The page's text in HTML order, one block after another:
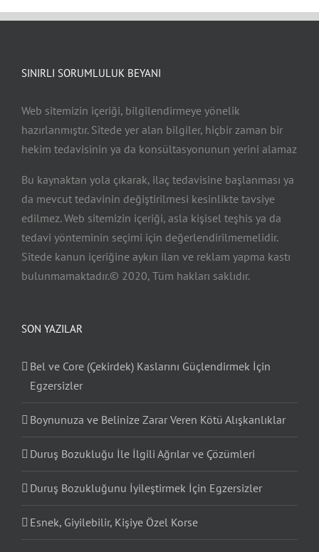
SINIRLI SORUMLULUK BEYANI
Web sitemizin içeriği, bilgilendirmeye yönelik
hazırlanmıştır. Sitede yer alan bilgiler, hiçbir zaman bir
hekim tedavisinin ya da konsültasyonunun yerini alamaz
Bu kaynaktan yola çıkarak, ilaç tedavisine başlanması ya
da mevcut tedavinin değiştirilmesi kesinlikte tavsiye
edilmez. Web sitemizin içeriği, asla kişisel teşhis ya da
tedavi yönteminin seçimi için değerlendirilmemelidir.
Sitede kanun içeriğine aykırı ilan ve reklam yapma kastı
bulunmamaktadır.© 2020, Tüm hakları saklıdır.
SON YAZILAR
Bel ve Core (Çekirdek) Kaslarını Güçlendirmek İçin
Egzersizler
Boynunuza ve Belinize Zarar Veren Kötü Alışkanlıklar
Duruş Bozukluğu İle İlgili Ağrılar ve Çözümleri
Duruş Bozukluğunu İyileştirmek İçin Egzersizler
Esnek, Giyilebilir, Kişiye Özel Korse